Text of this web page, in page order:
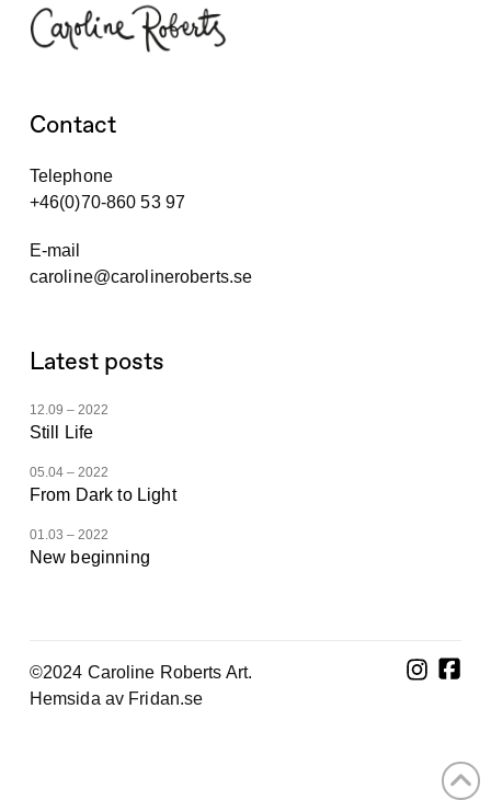
Contact
Telephone
+46(0)70-860 53 97
E-mail
caroline@carolineroberts.se
Latest posts
12.09 – 2022
Still Life
05.04 – 2022
From Dark to Light
01.03 – 2022
New beginning
©2024 Caroline Roberts Art.
Hemsida av Fridan.se